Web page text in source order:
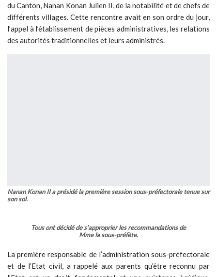
du Canton, Nanan Konan Julien II, de la notabilité et de chefs de
différents villages. Cette rencontre avait en son ordre du jour,
l’appel à l’établissement de pièces administratives, les relations
des autorités traditionnelles et leurs administrés.
« l’opération spéciale », qui prendra fin au mois de mars 2025.
Elle consiste à déclarer toutes les naissances de sorte que dans
pris en compte »,a-t-elle évoqué.
maitrise efficiente de l’état civil des populations, instruisant par
ailleurs le Chef de Canton, les chefs de villages, les Présidents